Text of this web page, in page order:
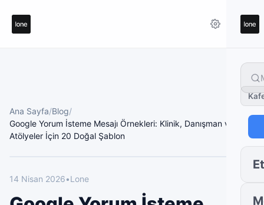
Ana Sayfa/Blog/
Google Yorum İsteme Mesajı Örnekleri: Klinik, Danışman ve
Atölyeler İçin 20 Doğal Şablon
14 Nisan 2026•Lone